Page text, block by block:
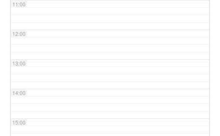
11:00
12:00
13:00
14:00
15:00